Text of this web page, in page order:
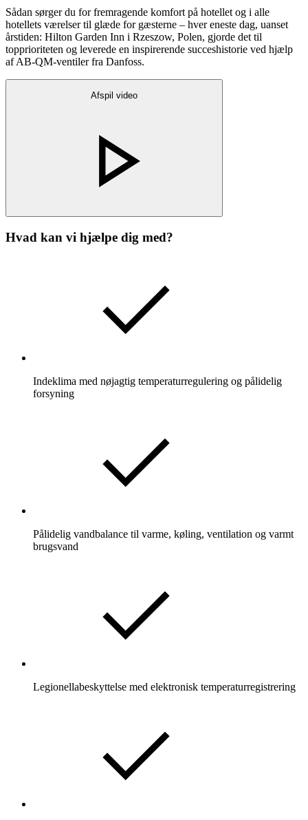
Sådan sørger du for fremragende komfort på hotellet og i alle
hotellets værelser til glæde for gæsterne – hver eneste dag, uanset
årstiden: Hilton Garden Inn i Rzeszow, Polen, gjorde det til
topprioriteten og leverede en inspirerende succeshistorie ved hjælp
af AB-QM-ventiler fra Danfoss.
Afspil video
Hvad kan vi hjælpe dig med?
Indeklima med nøjagtig temperaturregulering og pålidelig
forsyning
Pålidelig vandbalance til varme, køling, ventilation og varmt
brugsvand
Legionellabeskyttelse med elektronisk temperaturregistrering